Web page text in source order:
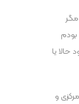
مگر
حالا یا
و